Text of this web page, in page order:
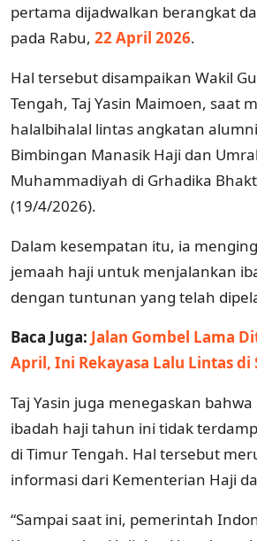
pertama dijadwalkan berangkat
pada Rabu, 22 April 2026.
Hal tersebut disampaikan Wakil
Tengah, Taj Yasin Maimoen, saat
halalbihalal lintas angkatan
Bimbingan Manasik Haji dan
Muhammadiyah di Grhadika
(19/4/2026).
Dalam kesempatan itu, ia
jemaah haji untuk menjalankan
dengan tuntunan yang telah
Baca Juga: Jalan Gombel Lama
April, Ini Rekayasa Lalu Lintas di
Taj Yasin juga menegaskan
ibadah haji tahun ini tidak
di Timur Tengah. Hal tersebut
informasi dari Kementerian Haji
“Sampai saat ini, pemerintah